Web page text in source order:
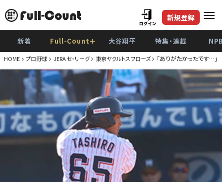
新規登録
新着 Full-Count＋ 大谷翔平 特集・連載
HOME プロ野球 JERA セ・リーグ 東京ヤクルトスワローズ 「ありがたかったです…